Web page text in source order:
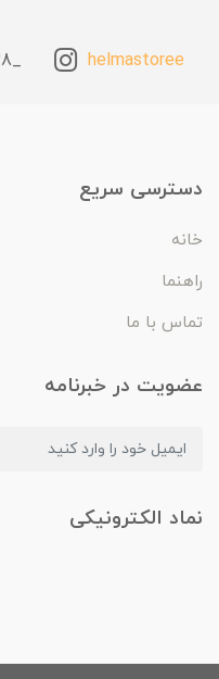
helmastoree
_09924999838_02166746877
دسترسی سریع
خانه
راهنما
تماس با ما
عضویت در خبرنامه
نماد الکترونیکی